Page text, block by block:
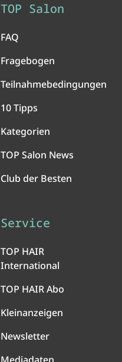
TOP Salon
FAQ
Fragebogen
Teilnahmebedingungen
10 Tipps
Kategorien
TOP Salon News
Club der Besten
Service
TOP HAIR
International
TOP HAIR Abo
Kleinanzeigen
Newsletter